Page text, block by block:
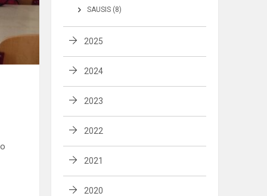
SAUSIS (8)
2025
2024
2023
2022
2021
2020